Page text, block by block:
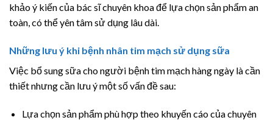
khảo ý kiến của bác sĩ chuyên khoa để lựa chọn sản phẩm an
toàn, có thể yên tâm sử dụng lâu dài.
Những lưu ý khi bệnh nhân tim mạch sử dụng sữa
Việc bổ sung sữa cho người bệnh tim mạch hàng ngày là cần
thiết nhưng cần lưu ý một số vấn đề sau:
Lựa chọn sản phẩm phù hợp theo khuyến cáo của chuyên